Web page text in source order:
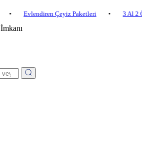
Evlendiren Çeyiz Paketleri • 3 Al 2 Öde •
İmkanı